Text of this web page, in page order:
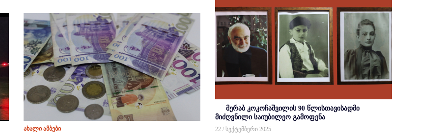
ახალი ამბები
მერაბ კოკოჩაშვილის 90 წლისთავისადმი
მიძღვნილი საიუბილეო გამოფენა
22 / სექტემბერი 2025